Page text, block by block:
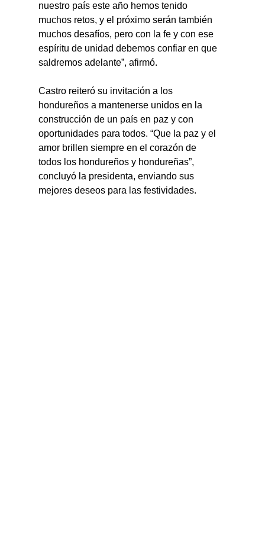
nuestro país este año hemos tenido
muchos retos, y el próximo serán también
muchos desafíos, pero con la fe y con ese
espíritu de unidad debemos confiar en que
saldremos adelante”, afirmó.
Castro reiteró su invitación a los
hondureños a mantenerse unidos en la
construcción de un país en paz y con
oportunidades para todos. “Que la paz y el
amor brillen siempre en el corazón de
todos los hondureños y hondureñas”,
concluyó la presidenta, enviando sus
mejores deseos para las festividades.